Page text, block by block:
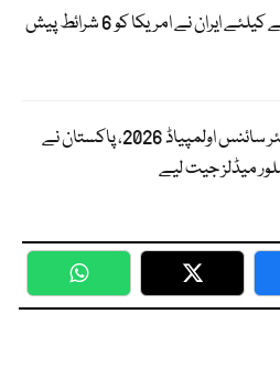
آبنائے ہرمز کھولنے کیلئے ایران نے امریکا کو 6 شرائط پیش
انٹرنیشنل نیوکلیئر سائنس اولمپیاڈ 2026، پاکستان نے
میڈلز جیت لیے
WhatsApp Twitter